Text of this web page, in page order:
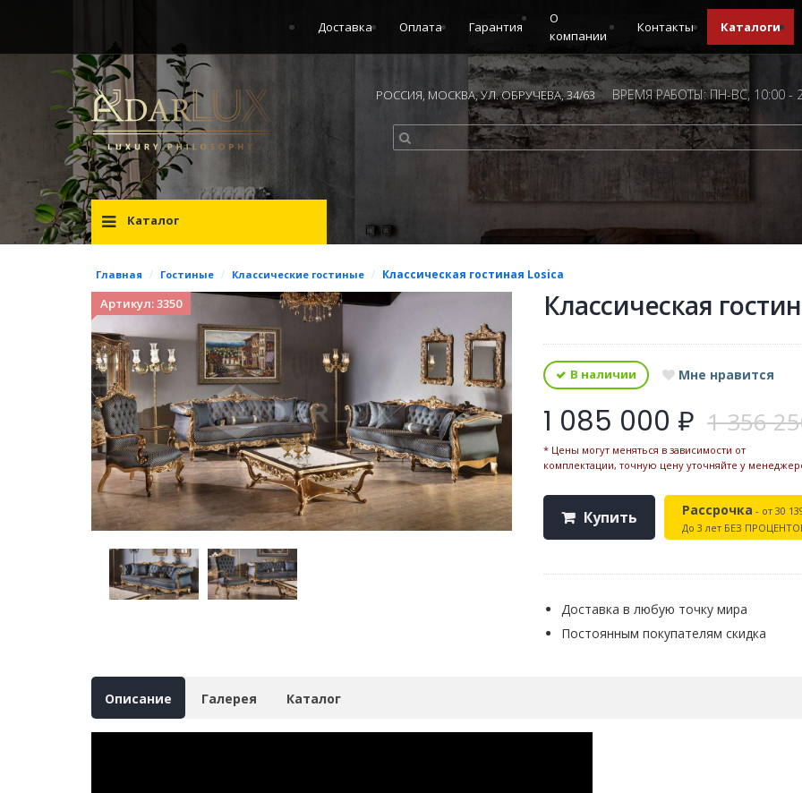
Доставка Оплата Гарантия
О
компании
Контакты Каталоги
РОССИЯ, МОСКВА, УЛ. ОБРУЧЕВА, 34/63 ВРЕМЯ РАБОТЫ: ПН-ВС, 10:00 -
Каталог
Главная / Гостиные / Классические гостиные / Классическая гостиная Losica
Артикул: 3350 Классическая
В наличии Мне нравится
1 085 000 ₽ 1 356
* Цены могут меняться в зависимости от
комплектации, точную цену уточняйте у
Купить Рассрочка - от 30
До 3 лет БЕЗ
Доставка в любую точку мира
Постоянным покупателям скидка
Описание Галерея Каталог